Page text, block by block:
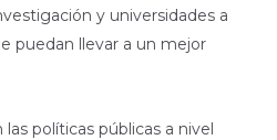
y universidades a
puedan llevar a un mejor
políticas públicas a nivel